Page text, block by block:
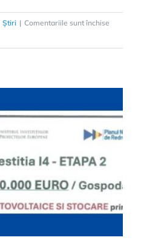
Știri | Comentariile sunt închise
gratuita